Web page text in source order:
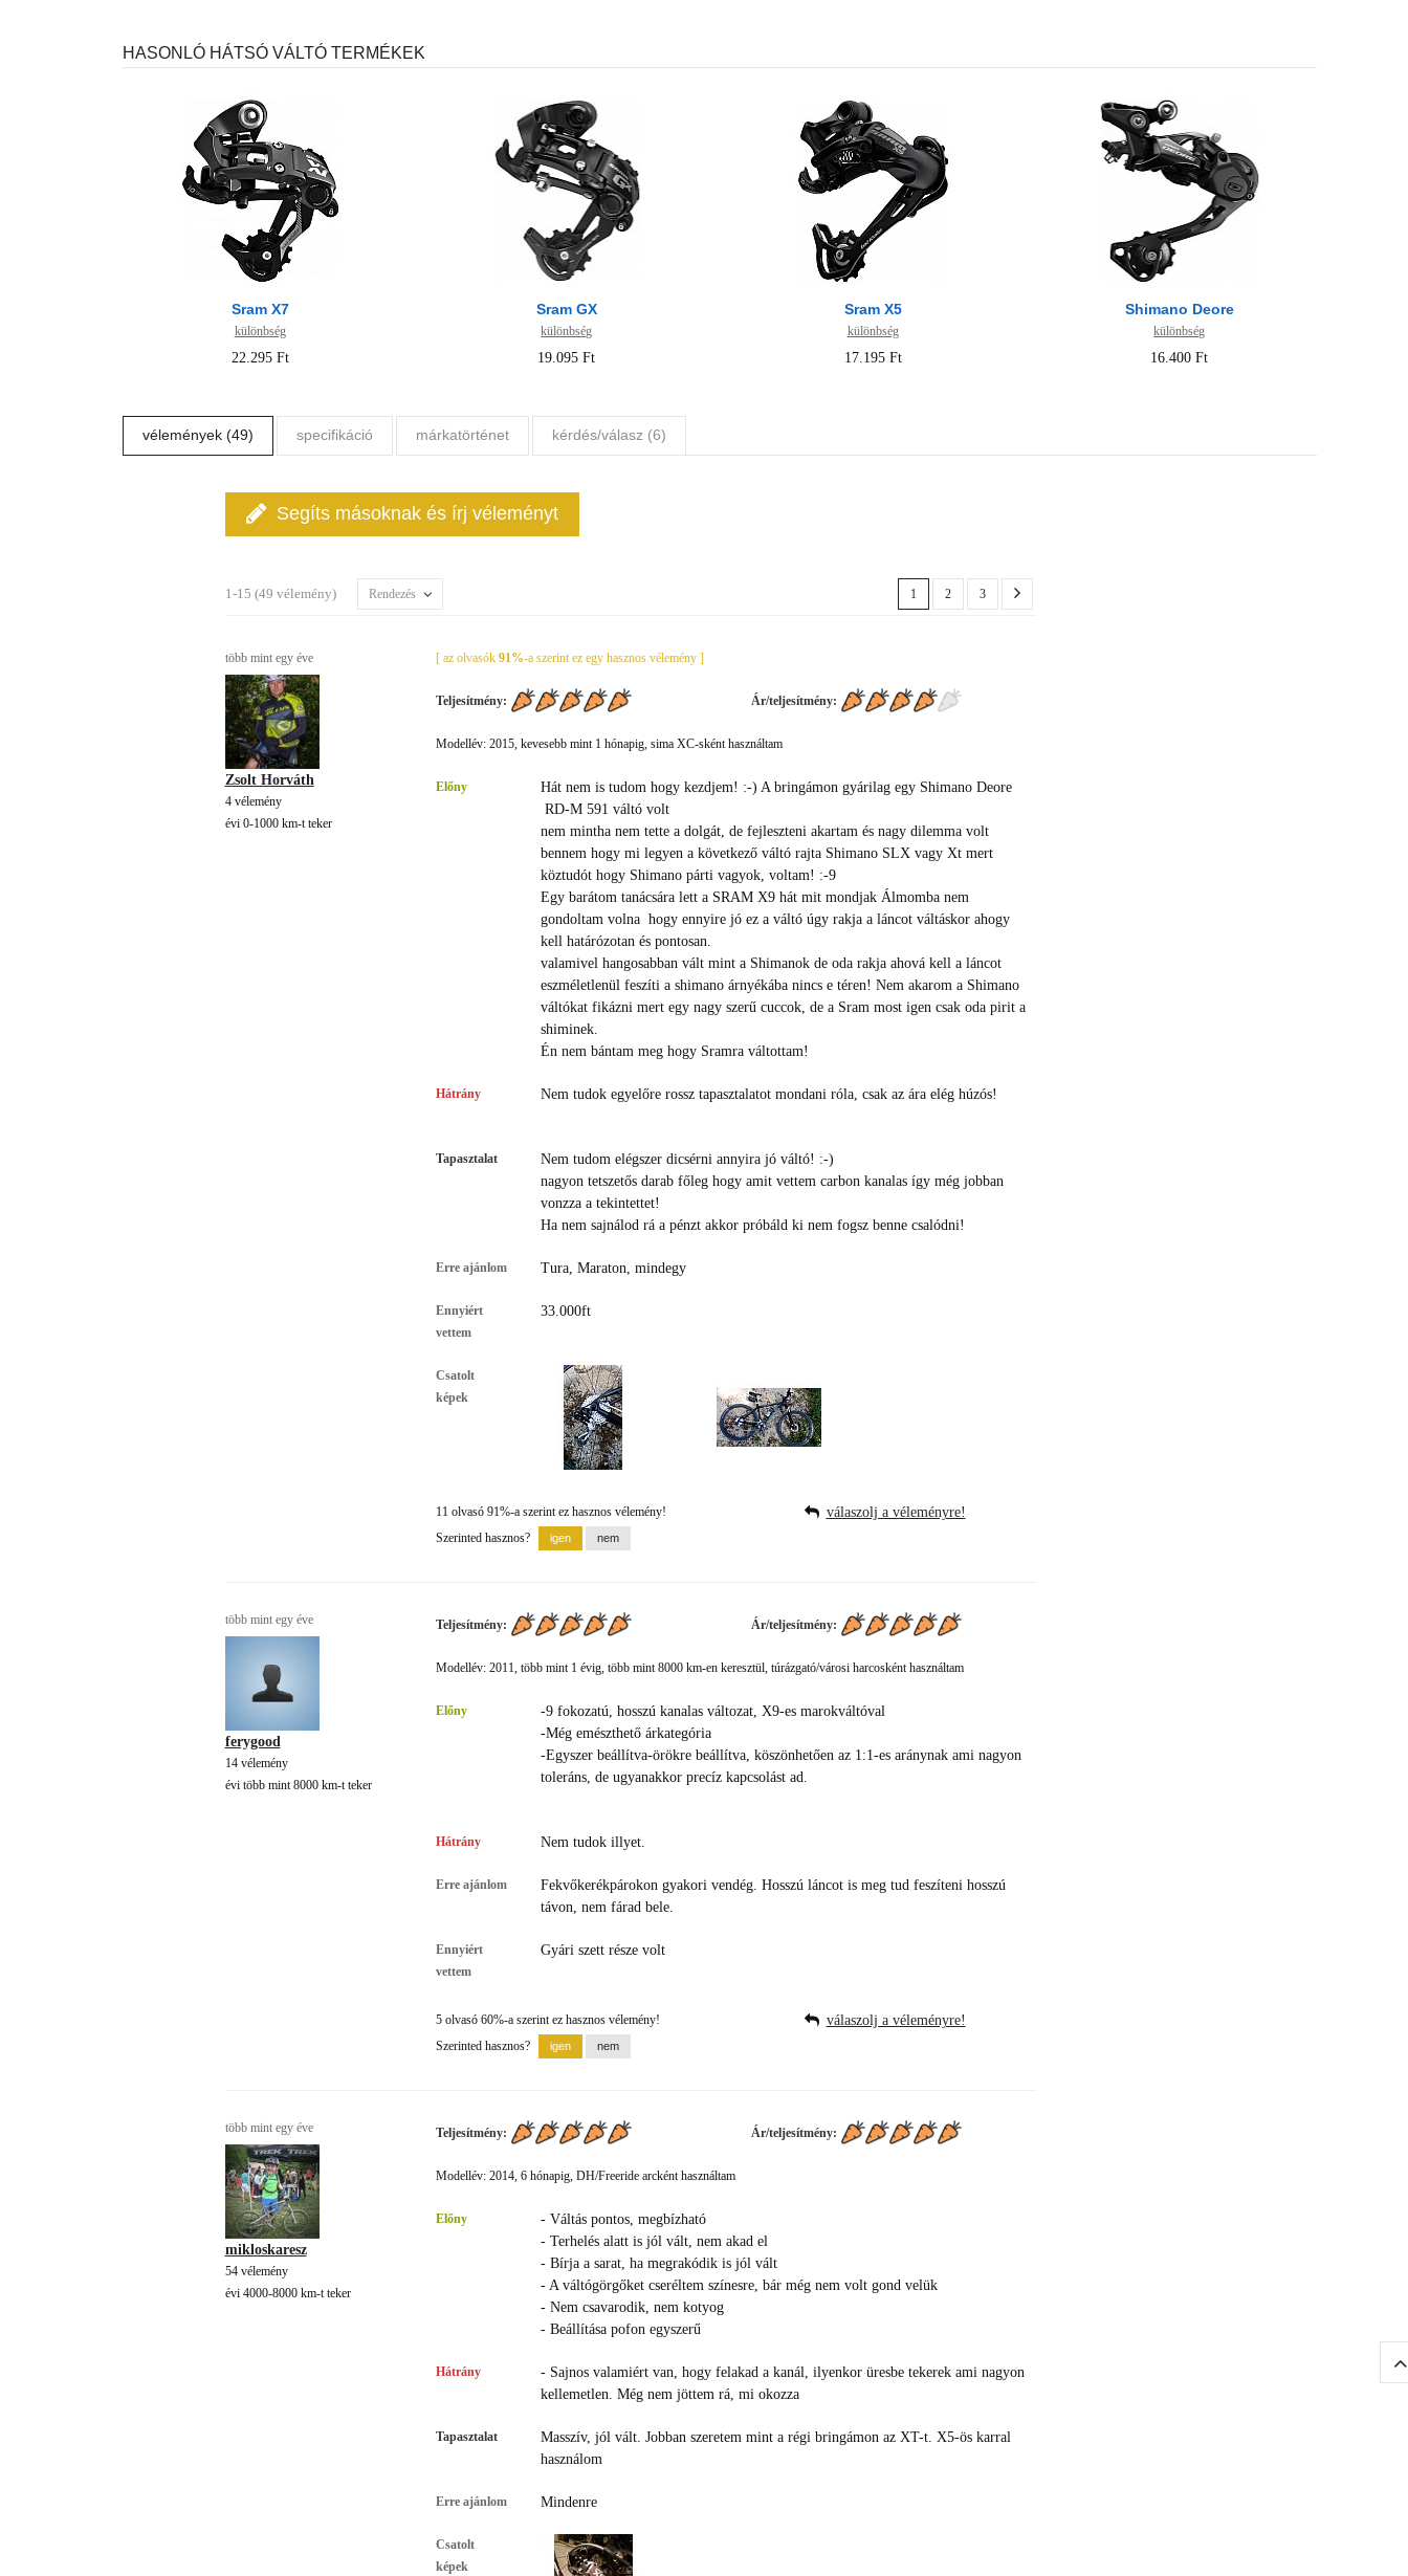
HASONLÓ HÁTSÓ VÁLTÓ TERMÉKEK
Sram X7
különbség
22.295 Ft
Sram GX
különbség
19.095 Ft
Sram X5
különbség
17.195 Ft
Shimano Deore
különbség
16.400 Ft
vélemények (49) specifikáció márkatörténet kérdés/válasz (6)
Segíts másoknak és írj véleményt
1-15 (49 vélemény) Rendezés 1 2 3
több mint egy éve
Zsolt Horváth
4 vélemény
évi 0-1000 km-t teker
[ az olvasók 91%-a szerint ez egy hasznos vélemény ]
Teljesítmény: Ár/teljesítmény:
Modellév: 2015, kevesebb mint 1 hónapig, sima XC-sként használtam
Előny
Hát nem is tudom hogy kezdjem! :-) A bringámon gyárilag egy Shimano Deore
RD-M 591 váltó volt
nem mintha nem tette a dolgát, de fejleszteni akartam és nagy dilemma volt
bennem hogy mi legyen a következő váltó rajta Shimano SLX vagy Xt mert
köztudót hogy Shimano párti vagyok, voltam! :-9
Egy barátom tanácsára lett a SRAM X9 hát mit mondjak Álmomba nem
gondoltam volna hogy ennyire jó ez a váltó úgy rakja a láncot váltáskor ahogy
kell határózotan és pontosan.
valamivel hangosabban vált mint a Shimanok de oda rakja ahová kell a láncot
eszméletlenül feszíti a shimano árnyékába nincs e téren! Nem akarom a Shimano
váltókat fikázni mert egy nagy szerű cuccok, de a Sram most igen csak oda pirit a
shiminek.
Én nem bántam meg hogy Sramra váltottam!
Hátrány Nem tudok egyelőre rossz tapasztalatot mondani róla, csak az ára elég húzós!
Tapasztalat
Nem tudom elégszer dicsérni annyira jó váltó! :-)
nagyon tetszetős darab főleg hogy amit vettem carbon kanalas így még jobban
vonzza a tekintettet!
Ha nem sajnálod rá a pénzt akkor próbáld ki nem fogsz benne csalódni!
Erre ajánlom Tura, Maraton, mindegy
Ennyiért
vettem
33.000ft
Csatolt
képek
11 olvasó 91%-a szerint ez hasznos vélemény!
Szerinted hasznos?
válaszolj a véleményre!
több mint egy éve
ferygood
14 vélemény
évi több mint 8000 km-t teker
Teljesítmény: Ár/teljesítmény:
Modellév: 2011, több mint 1 évig, több mint 8000 km-en keresztül, túrázgató/városi harcosként használtam
Előny
-9 fokozatú, hosszú kanalas változat, X9-es marokváltóval
-Még emészthető árkategória
-Egyszer beállítva-örökre beállítva, köszönhetően az 1:1-es aránynak ami nagyon
toleráns, de ugyanakkor precíz kapcsolást ad.
Hátrány Nem tudok illyet.
Erre ajánlom
Fekvőkerékpárokon gyakori vendég. Hosszú láncot is meg tud feszíteni hosszú
távon, nem fárad bele.
Ennyiért
vettem
Gyári szett része volt
5 olvasó 60%-a szerint ez hasznos vélemény!
Szerinted hasznos?
válaszolj a véleményre!
több mint egy éve
mikloskaresz
54 vélemény
évi 4000-8000 km-t teker
Teljesítmény: Ár/teljesítmény:
Modellév: 2014, 6 hónapig, DH/Freeride arcként használtam
Előny
- Váltás pontos, megbízható
- Terhelés alatt is jól vált, nem akad el
- Bírja a sarat, ha megrakódik is jól vált
- A váltógörgőket cseréltem színesre, bár még nem volt gond velük
- Nem csavarodik, nem kotyog
- Beállítása pofon egyszerű
Hátrány
- Sajnos valamiért van, hogy felakad a kanál, ilyenkor üresbe tekerek ami nagyon
kellemetlen. Még nem jöttem rá, mi okozza
Tapasztalat
Masszív, jól vált. Jobban szeretem mint a régi bringámon az XT-t. X5-ös karral
használom
Erre ajánlom Mindenre
Csatolt
képek